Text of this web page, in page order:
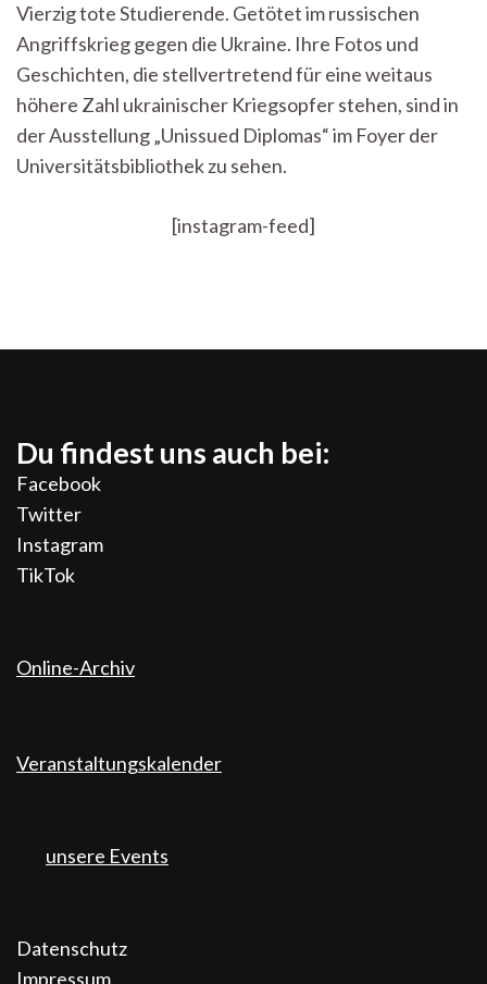
hat
ihn
getötet“:
Ausstellung
zu
studentischen
Kriegsopfern
in
Ukraine
Vierzig tote Studierende. Getötet im russischen
Angriffskrieg gegen die Ukraine. Ihre Fotos und
Geschichten, die stellvertretend für eine weitaus
höhere Zahl ukrainischer Kriegsopfer stehen, sind in
der Ausstellung „Unissued Diplomas“ im Foyer der
Universitätsbibliothek zu sehen.
[instagram-feed]
Du findest uns auch bei:
Facebook
Twitter
Instagram
TikTok
Online-Archiv
Veranstaltungskalender
unsere Events
Datenschutz
Impressum